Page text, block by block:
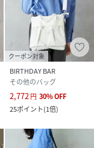
おすすめ。
ます
クーポン対象
BIRTHDAY BAR
その他のバッグ
2,772円 30%OFF
25ポイント(1倍)